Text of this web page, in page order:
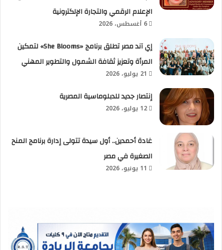
الإعلام الرقمي والتجارة الإلكترونية
6 أغسطس، 2026
إي آند مصر تطلق برنامج «She Blooms» لتمكين
المرأة وتعزيز ثقافة الشمول والتطوير المهني
21 يوليو، 2026
إنتصار جديد للدبلوماسية المصرية
12 يوليو، 2026
غادة أحمدين.. أول سيدة تتولى إدارة برنامج المنح
الصغيرة في مصر
11 يونيو، 2026